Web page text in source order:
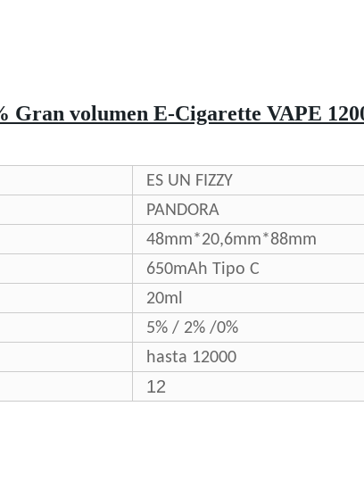
Gran volumen E-Cigarette VAPE
ES UN FIZZY
PANDORA
48mm*20,6mm*88mm
650mAh Tipo C
20ml
5% / 2% /0%
hasta 12000
12